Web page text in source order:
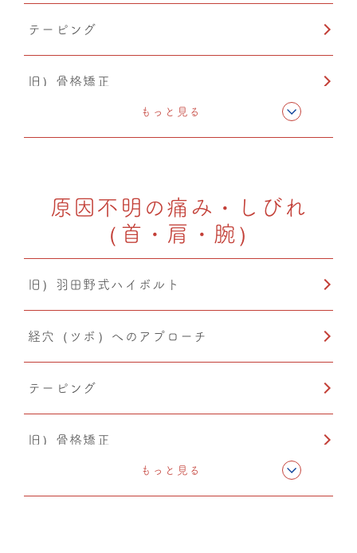
テーピング
旧）骨格矯正
CMC筋膜ストレッチ（リリース）
PIA(ピア)
もっと見る
原因不明の痛み・しびれ
（首・肩・腕）
旧）羽田野式ハイボルト
経穴（ツボ）へのアプローチ
テーピング
旧）骨格矯正
CMC筋膜ストレッチ（リリース）
もっと見る